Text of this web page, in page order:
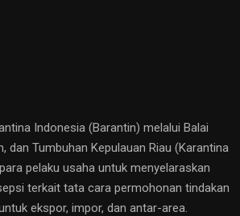
Indonesia (Barantin) melalui Balai
dan Tumbuhan Kepulauan Riau (Karantina
pelaku usaha untuk menyelaraskan
terkait tata cara permohonan tindakan
ekspor, impor, dan antar-area.